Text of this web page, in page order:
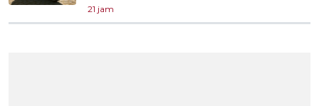
21 jam